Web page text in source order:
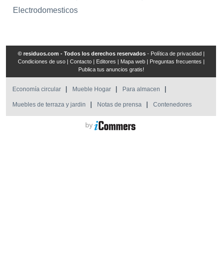
Electrodomesticos
© residuos.com - Todos los derechos reservados- Política de privacidad|
Condiciones de uso| Contacto| Editores | Mapa web| Preguntas frecuentes |
Publica tus anuncios gratis!
Economía circular Mueble Hogar Para almacen
Muebles de terraza y jardin Notas de prensa Contenedores
by